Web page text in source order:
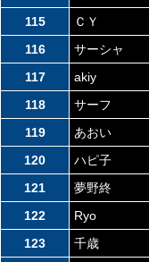
115
ＣＹ
116
サーシャ
117
akiy
118
サーフ
119
あおい
120
ハピ子
121
夢野終
122
Ryo
123
千歳